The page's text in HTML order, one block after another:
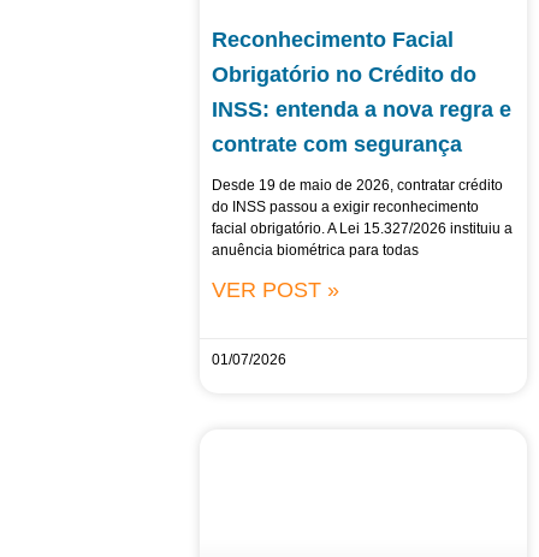
Reconhecimento Facial
Obrigatório no Crédito do
INSS: entenda a nova regra e
contrate com segurança
Desde 19 de maio de 2026, contratar crédito
do INSS passou a exigir reconhecimento
facial obrigatório. A Lei 15.327/2026 instituiu a
anuência biométrica para todas
VER POST »
01/07/2026